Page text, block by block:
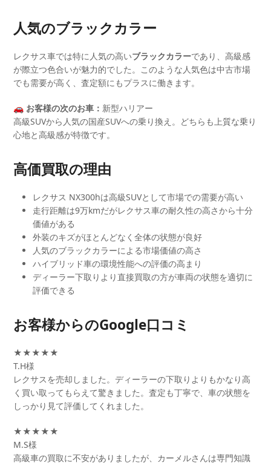
人気のブラックカラー
レクサス車では特に人気の高いブラックカラーであり、高級感
が際立つ色合いが魅力的でした。このような人気色は中古市場
でも需要が高く、査定額にもプラスに働きます。
🚗 お客様の次のお車： 新型ハリアー
高級SUVから人気の国産SUVへの乗り換え。どちらも上質な乗り
心地と高級感が特徴です。
高価買取の理由
レクサス NX300hは高級SUVとして市場での需要が高い
走行距離は9万kmだがレクサス車の耐久性の高さから十分
価値がある
外装のキズがほとんどなく全体の状態が良好
人気のブラックカラーによる市場価値の高さ
ハイブリッド車の環境性能への評価の高まり
ディーラー下取りより直接買取の方が車両の状態を適切に
評価できる
お客様からのGoogle口コミ
★★★★★
T.H様
レクサスを売却しました。ディーラーの下取りよりもかなり高
く買い取ってもらえて驚きました。査定も丁寧で、車の状態を
しっかり見て評価してくれました。
★★★★★
M.S様
高級車の買取に不安がありましたが、カーメルさんは専門知識